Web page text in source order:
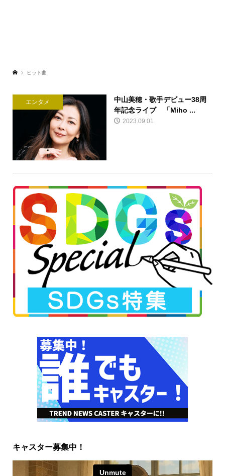
ヒット曲
エンタメ
中山美穂・歌手デビュー38周
年記念ライブ 「Miho ...
2023.09.01
キャスター募集中！